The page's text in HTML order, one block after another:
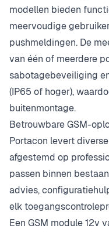
modellen bieden
meervoudige
pushmeldingen. De
van één of meerdere
sabotagebeveiliging
(IP65 of hoger),
buitenmontage.
Betrouwbare GSM-
Portacon levert
afgestemd op
passen binnen
advies,
elk
Een GSM module 12v